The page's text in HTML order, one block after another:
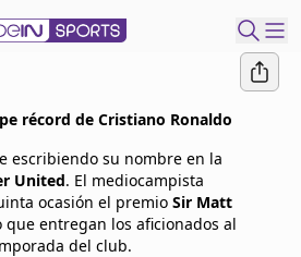
récord de Cristiano Ronaldo
escribiendo su nombre en la
United. El mediocampista
ocasión el premio Sir Matt
que entregan los aficionados al
del club.